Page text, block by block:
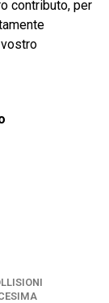
contributo, per